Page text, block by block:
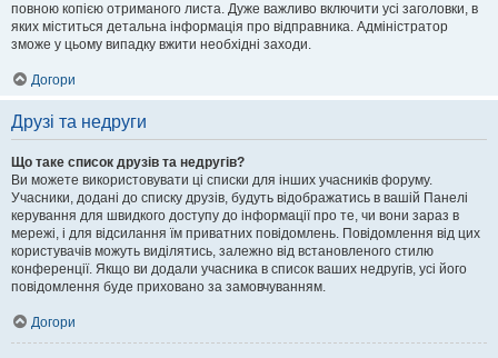
повною копією отриманого листа. Дуже важливо включити усі заголовки, в
яких міститься детальна інформація про відправника. Адміністратор
зможе у цьому випадку вжити необхідні заходи.
Догори
Друзі та недруги
Що таке список друзів та недругів?
Ви можете використовувати ці списки для інших учасників форуму.
Учасники, додані до списку друзів, будуть відображатись в вашій Панелі
керування для швидкого доступу до інформації про те, чи вони зараз в
мережі, і для відсилання їм приватних повідомлень. Повідомлення від цих
користувачів можуть виділятись, залежно від встановленого стилю
конференції. Якщо ви додали учасника в список ваших недругів, усі його
повідомлення буде приховано за замовчуванням.
Догори